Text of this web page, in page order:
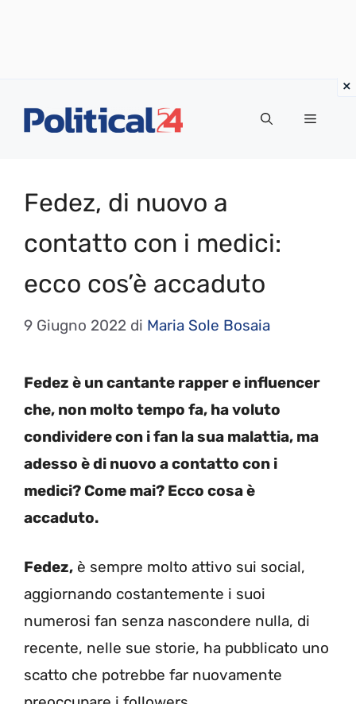
Menu
Fedez, di nuovo a
contatto con i medici:
ecco cos’è accaduto
9 Giugno 2022 di Maria Sole Bosaia
Fedez è un cantante rapper e influencer
che, non molto tempo fa, ha voluto
condividere con i fan la sua malattia, ma
adesso è di nuovo a contatto con i
medici? Come mai? Ecco cosa è
accaduto.
Fedez, è sempre molto attivo sui social,
aggiornando costantemente i suoi
numerosi fan senza nascondere nulla, di
recente, nelle sue storie, ha pubblicato uno
scatto che potrebbe far nuovamente